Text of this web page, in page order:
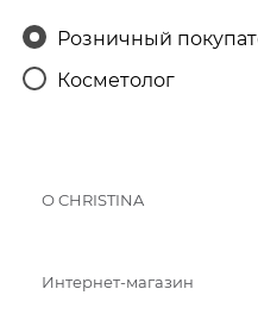
Розничный
Косметолог
О CHRISTINA
Интернет-магазин